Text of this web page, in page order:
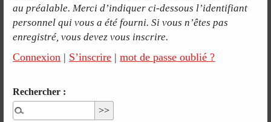
au préalable. Merci d’indiquer ci-dessous l’identifiant
personnel qui vous a été fourni. Si vous n’êtes pas
enregistré, vous devez vous inscrire.
Connexion | S’inscrire |mot de passe oublié ?
Rechercher :